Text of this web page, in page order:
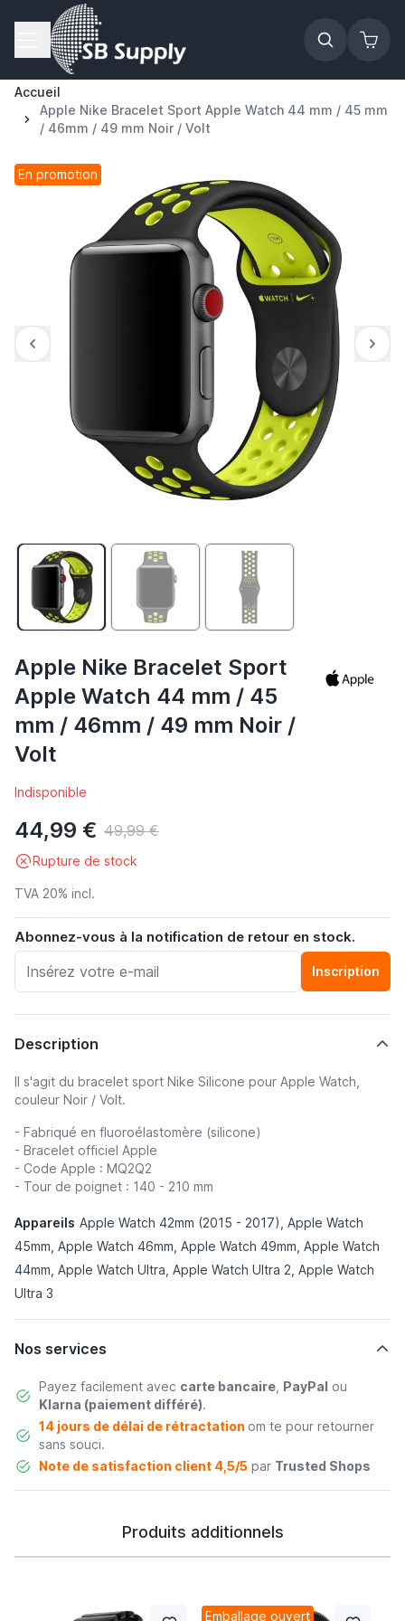
Allez au contenu
Accueil
Apple Nike Bracelet Sport Apple Watch 44 mm / 45 mm
/ 46mm / 49 mm Noir / Volt
En promotion
Apple Nike Bracelet Sport
Apple Watch 44 mm / 45
mm / 46mm / 49 mm Noir /
Volt
Indisponible
44,99 € 49,99 €
Rupture de stock
TVA 20% incl.
Abonnez-vous à la notification de retour en stock.
Inscription
Description
Il s'agit du bracelet sport Nike Silicone pour Apple Watch,
couleur Noir / Volt.
- Fabriqué en fluoroélastomère (silicone)
- Bracelet officiel Apple
- Code Apple : MQ2Q2
- Tour de poignet : 140 - 210 mm
Appareils Apple Watch 42mm (2015 - 2017), Apple Watch
45mm, Apple Watch 46mm, Apple Watch 49mm, Apple Watch
44mm, Apple Watch Ultra, Apple Watch Ultra 2, Apple Watch
Ultra 3
Nos services
Payez facilement avec carte bancaire, PayPal ou
Klarna (paiement différé).
14 jours de délai de rétractation om te pour retourner
sans souci.
Note de satisfaction client 4,5/5par Trusted Shops
Produits additionnels
Emballage ouvert